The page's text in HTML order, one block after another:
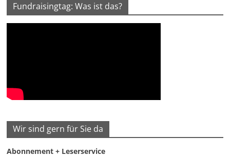
Fundraisingtag: Was ist das?
Wir sind gern für Sie da
Abonnement + Leserservice